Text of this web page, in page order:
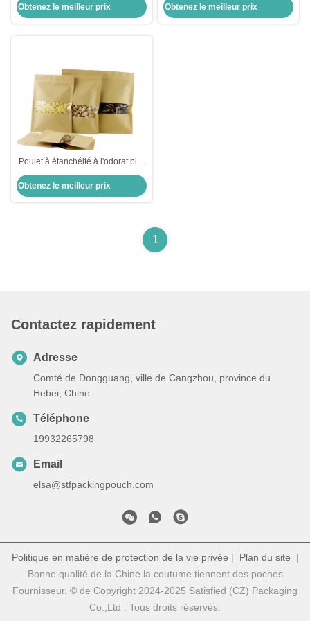
Flat Poche avec fermeture à
glissière arrière marron
Obtenez le meilleur prix
Obtenez le meilleur prix
Poulet à étanchéité à l'odorat plat
3 côtés avec fenêtre transparente
avec fermeture à glissière pour les
noix sèches
Obtenez le meilleur prix
1
Contactez rapidement
Adresse
Comté de Dongguang, ville de Cangzhou, province du
Hebei, Chine
Téléphone
19932265798
Email
elsa@stfpackingpouch.com
Politique en matière de protection de la vie privée | Plan du site |
Bonne qualité de la Chine la coutume tiennent des poches
Fournisseur. © de Copyright 2024-2025 Satisfied (CZ) Packaging
Co.,Ltd . Tous droits réservés.